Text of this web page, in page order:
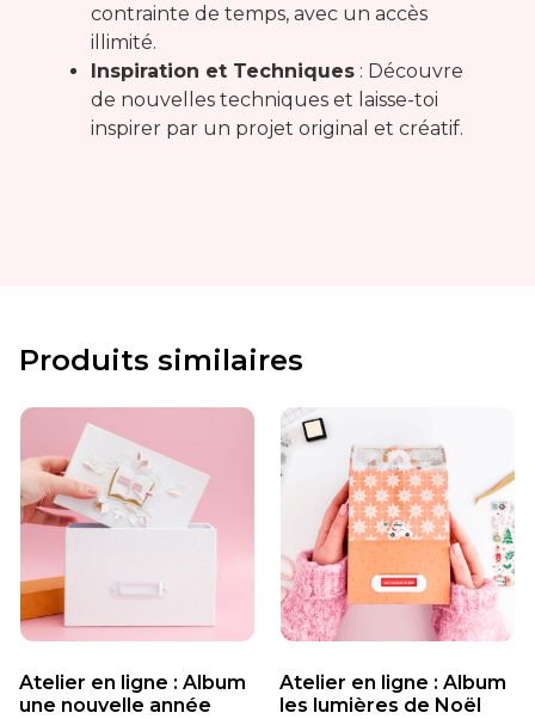
contrainte de temps, avec un accès
illimité.
Inspiration et Techniques : Découvre
de nouvelles techniques et laisse-toi
inspirer par un projet original et créatif.
Produits similaires
Atelier en ligne : Album
une nouvelle année
Atelier en ligne : Album
les lumières de Noël